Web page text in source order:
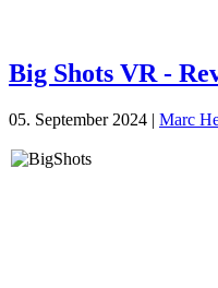
Big Shots VR -
05. September 2024 | Marc